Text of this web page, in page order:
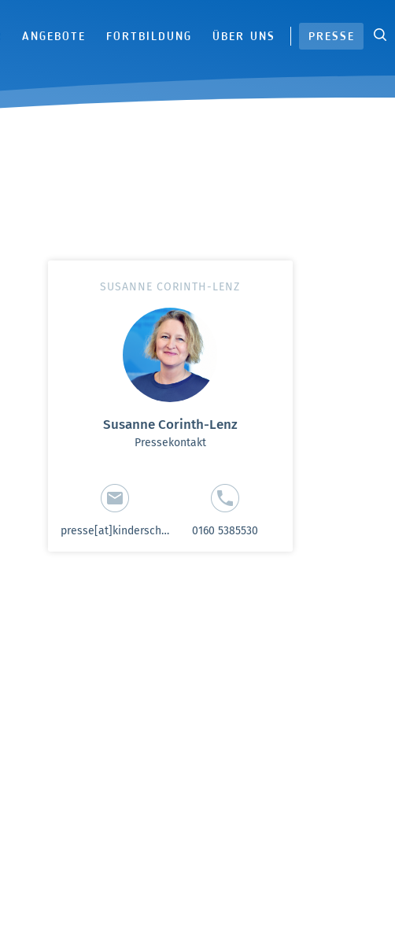
ANGEBOTE FORTBILDUNG ÜBER UNS PRESSE
SUSANNE CORINTH-LENZ
Susanne Corinth-Lenz
Pressekontakt
presse[at]kinderschutzbund-sh.de 0160 5385530